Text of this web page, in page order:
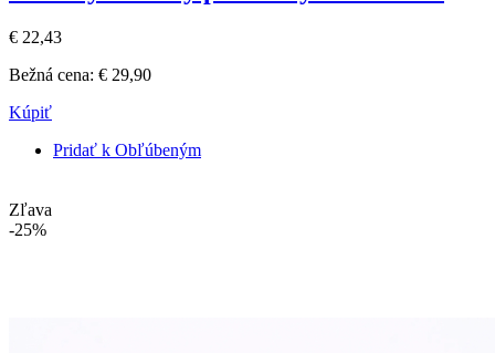
€ 22,43
Bežná cena: € 29,90
Kúpiť
Pridať k Obľúbeným
Zľava
-25%